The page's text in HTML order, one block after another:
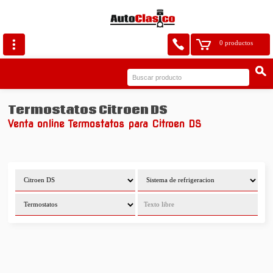
0 productos
Termostatos Citroen DS
Venta online Termostatos para Citroen DS